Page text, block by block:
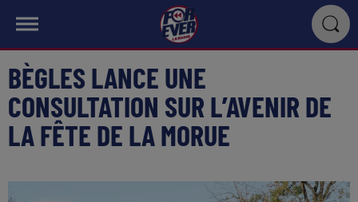
BÈGLES LANCE UNE
CONSULTATION SUR L’AVENIR DE
LA FÊTE DE LA MORUE